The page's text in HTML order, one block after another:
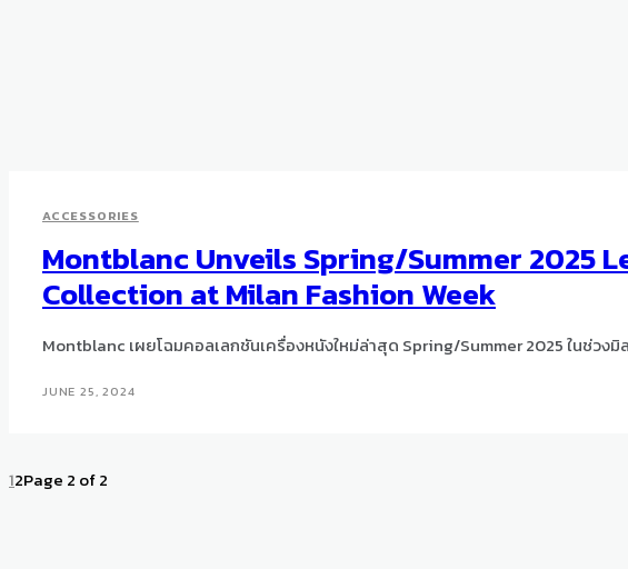
ACCESSORIES
Montblanc Unveils Spring/Summer 2025
Collection at Milan Fashion Week
Montblanc เผยโฉมคอลเลกชันเครื่องหนังใหม่ล่าสุด Spring/Summer 2025 ในช่วง
JUNE 25, 2024
12Page 2 of 2